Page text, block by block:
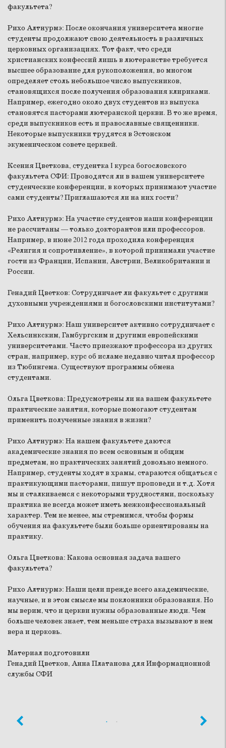
факультета?
Рихо Алтнурмэ: После окончания университета многие
студенты продолжают свою деятельность в различных
церковных организациях. Тот факт, что среди
христианских конфессий лишь в лютеранстве требуется
высшее образование для рукоположения, во многом
определяет столь небольшое число выпускников,
становящихся после получения образования клириками.
Например, ежегодно около двух студентов из выпуска
становятся пасторами лютеранской церкви. В то же время,
среди выпускников есть и православные священники.
Некоторые выпускники трудятся в Эстонском
экуменическом совете церквей.
Ксения Цветкова, студентка I курса богословского
факультета СФИ: Проводятся ли в вашем университете
студенческие конференции, в которых принимают участие
сами студенты? Приглашаются ли на них гости?
Рихо Алтнурмэ: На участие студентов наши конференции
не рассчитаны — только докторантов или профессоров.
Например, в июне 2012 года проходила конференция
«Религия и сопротивление», в которой принимали участие
гости из Франции, Испании, Австрии, Великобритании и
России.
Генадий Цветков: Сотрудничает ли факультет с другими
духовными учреждениями и богословскими институтами?
Рихо Алтнурмэ: Наш университет активно сотрудничает с
Хельсинкским, Гамбургским и другими европейскими
университетами. Часто приезжают профессора из других
стран, например, курс об исламе недавно читал профессор
из Тюбингема. Существуют программы обмена
студентами.
Ольга Цветкова: Предусмотрены ли на вашем факультете
практические занятия, которые помогают студентам
применить полученные знания в жизни?
Рихо Алтнурмэ: На нашем факультете даются
академические знания по всем основным и общим
предметам, но практических занятий довольно немного.
Например, студенты ходят в храмы, стараются общаться с
практикующими пасторами, пишут проповеди и т.д. Хотя
мы и сталкиваемся с некоторыми трудностями, поскольку
практика не всегда может иметь межконфессиональный
характер. Тем не менее, мы стремимся, чтобы формы
обучения на факультете были больше ориентированы на
практику.
Ольга Цветкова: Какова основная задача вашего
факультета?
Рихо Алтнурмэ: Наши цели прежде всего академические,
научные, и в этом смысле мы поклонники образования. Но
мы верим, что и церкви нужны образованные люди. Чем
больше человек знает, тем меньше страха вызывают в нем
вера и церковь.
Материал подготовили
Генадий Цветков, Анна Платанова для Информационной
службы СФИ